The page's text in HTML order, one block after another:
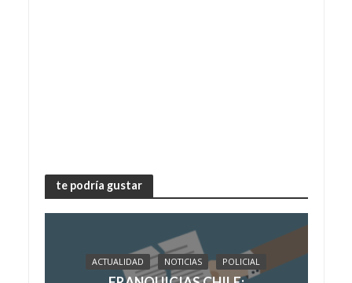
te podría gustar
ACTUALIDAD NOTICIAS POLICIAL